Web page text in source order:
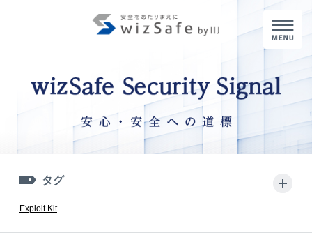
タグ
Exploit Kit